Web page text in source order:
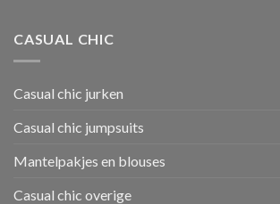
CASUAL CHIC
Casual chic jurken
Casual chic jumpsuits
Mantelpakjes en blouses
Casual chic overige